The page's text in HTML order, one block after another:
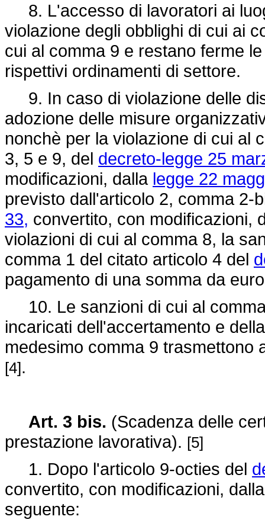
8. L'accesso di lavoratori ai
violazione degli obblighi di cui ai
cui al comma 9 e restano ferme
rispettivi ordinamenti di settore.
9. In caso di violazione delle
adozione delle misure
nonchè per la violazione di cui al
3, 5 e 9, del decreto-legge 25
modificazioni, dalla legge 22
previsto dall'articolo 2, comma 2-
33, convertito, con modificazioni,
violazioni di cui al comma 8, la
comma 1 del citato articolo 4 del
pagamento di una somma da
10. Le sanzioni di cui al
incaricati dell'accertamento e
medesimo comma 9 trasmettono
[4].
Art. 3 bis. (Scadenza delle
prestazione lavorativa). [5]
1. Dopo l'articolo 9-octies del
convertito, con modificazioni,
seguente: